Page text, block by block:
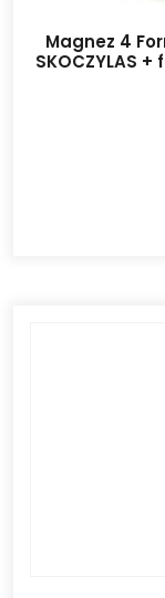
Magnez 4
SKOCZYLAS